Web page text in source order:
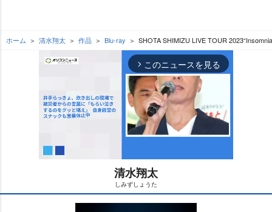
ホーム 清水翔太 作品 Blu-ray SHOTA SHIMIZU LIVE TOUR
arrow_forward_ios このニュースを見る
M
u
清水翔太
しみずしょうた